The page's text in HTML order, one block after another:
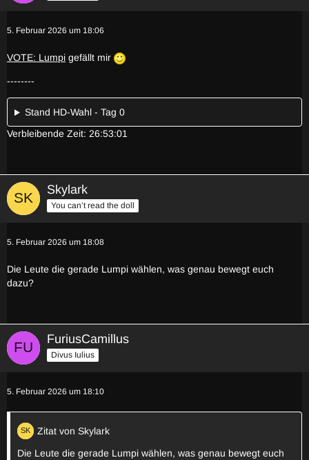
5. Februar 2026 um 18:06
VOTE: Lumpi gefällt mir
--------
Stand HD-Wahl - Tag 0
Verbleibende Zeit: 26:53:01
Skylark
You can’t read the doll
5. Februar 2026 um 18:08
Die Leute die gerade Lumpi wählen, was genau bewegt euch
dazu?
FuriusCamillus
Divus Iulius
5. Februar 2026 um 18:10
Zitat von Skylark
Die Leute die gerade Lumpi wählen, was genau bewegt euch